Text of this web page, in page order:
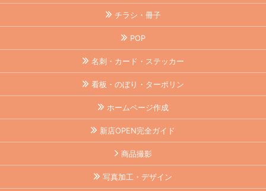
チラシ・冊子
POP
名刺・カード・ステッカー
看板・のぼり・ターポリン
ホームページ作成
新店OPEN完全ガイド
商品撮影
写真加工・デザイン